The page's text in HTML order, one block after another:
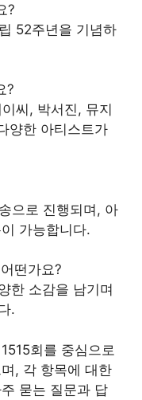
?
52주년을 기념하
?
씨, 박서진, 뮤지
양한 아티스트가
으로 진행되며, 아
가능합니다.
떤가요?
한 소감을 남기며
.
회를 중심으로
, 각 항목에 대한
묻는 질문과 답